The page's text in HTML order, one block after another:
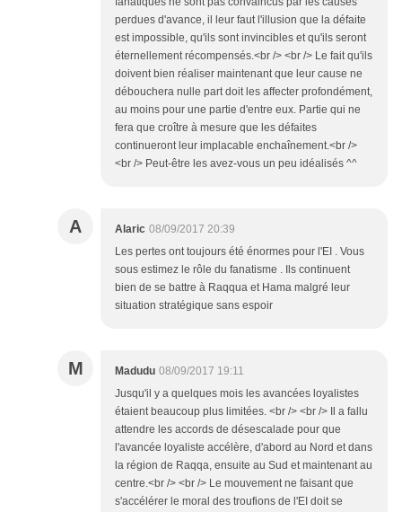
perdues d'avance, il leur faut l'illusion que la défaite
est impossible, qu'ils sont invincibles et qu'ils seront
éternellement récompensés.<br /> <br /> Le fait qu'ils
doivent bien réaliser maintenant que leur cause ne
débouchera nulle part doit les affecter profondément,
au moins pour une partie d'entre eux. Partie qui ne
fera que croître à mesure que les défaites
continueront leur implacable enchaînement.<br />
<br /> Peut-être les avez-vous un peu idéalisés ^^
A Alaric 08/09/2017 20:39
Les pertes ont toujours été énormes pour l'EI . Vous
sous estimez le rôle du fanatisme . Ils continuent
bien de se battre à Raqqua et Hama malgré leur
situation stratégique sans espoir
M Madudu 08/09/2017 19:11
Jusqu'il y a quelques mois les avancées loyalistes
étaient beaucoup plus limitées. <br /> <br /> Il a fallu
attendre les accords de désescalade pour que
l'avancée loyaliste accélère, d'abord au Nord et dans
la région de Raqqa, ensuite au Sud et maintenant au
centre.<br /> <br /> Le mouvement ne faisant que
s'accélérer le moral des troufions de l'EI doit se